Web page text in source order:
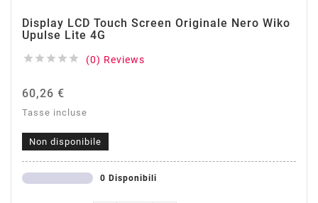
Display LCD Touch Screen Originale Nero Wiko
Upulse Lite 4G
     (0) Reviews
60,26 €
Tasse incluse
Non disponibile
0 Disponibili